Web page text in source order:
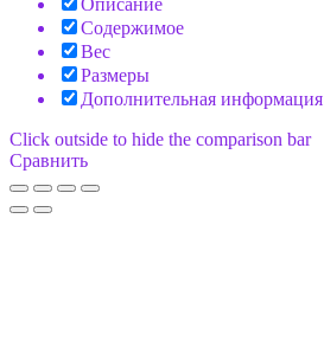
Описание
Содержимое
Вес
Размеры
Дополнительная информация
Click outside to hide the comparison bar
Сравнить